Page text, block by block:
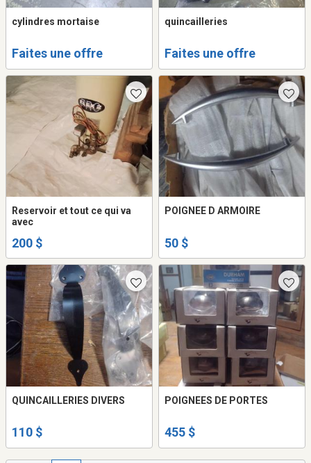
cylindres mortaise
Faites une offre
quincailleries
Faites une offre
Reservoir et tout ce qui va
avec
200 $
POIGNEE D ARMOIRE
50 $
QUINCAILLERIES DIVERS
110 $
POIGNEES DE PORTES
455 $